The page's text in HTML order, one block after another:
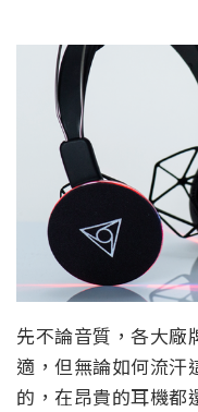
先不論音質，各大廠
適，但無論如何流汗
的，在昂貴的耳機都